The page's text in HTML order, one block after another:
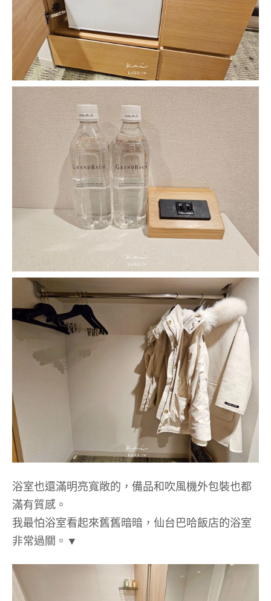
浴室也還滿明亮寬敞的，備品和吹風機外包裝也都
滿有質感。
我最怕浴室看起來舊舊暗暗，仙台巴哈飯店的浴室
非常過關。▼